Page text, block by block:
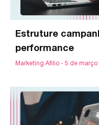
Estruture
performance
Marketing Afilio 5 de março